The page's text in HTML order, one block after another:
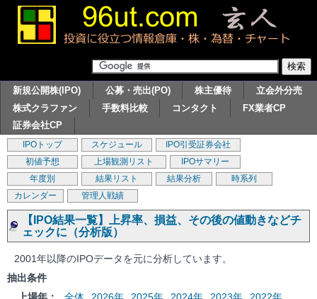
新規公開株(IPO) 公募・売出(PO) 株主優待
立会外分売
株式クラファン
手数料比較 コンタクト
FX業者CP
証券会社CP
IPOトップ スケジュール
IPO引受証券会社
初値予想
上場観測リスト
IPOサマリー
年度別
結果リスト 結果分析
時系列
カレンダー
管理人戦績
【IPO結果一覧】上昇率、損益、その後の値動きなどチ
ェックに（分析版）
2001年以降のIPOデータを元に分析しています。
抽出条件